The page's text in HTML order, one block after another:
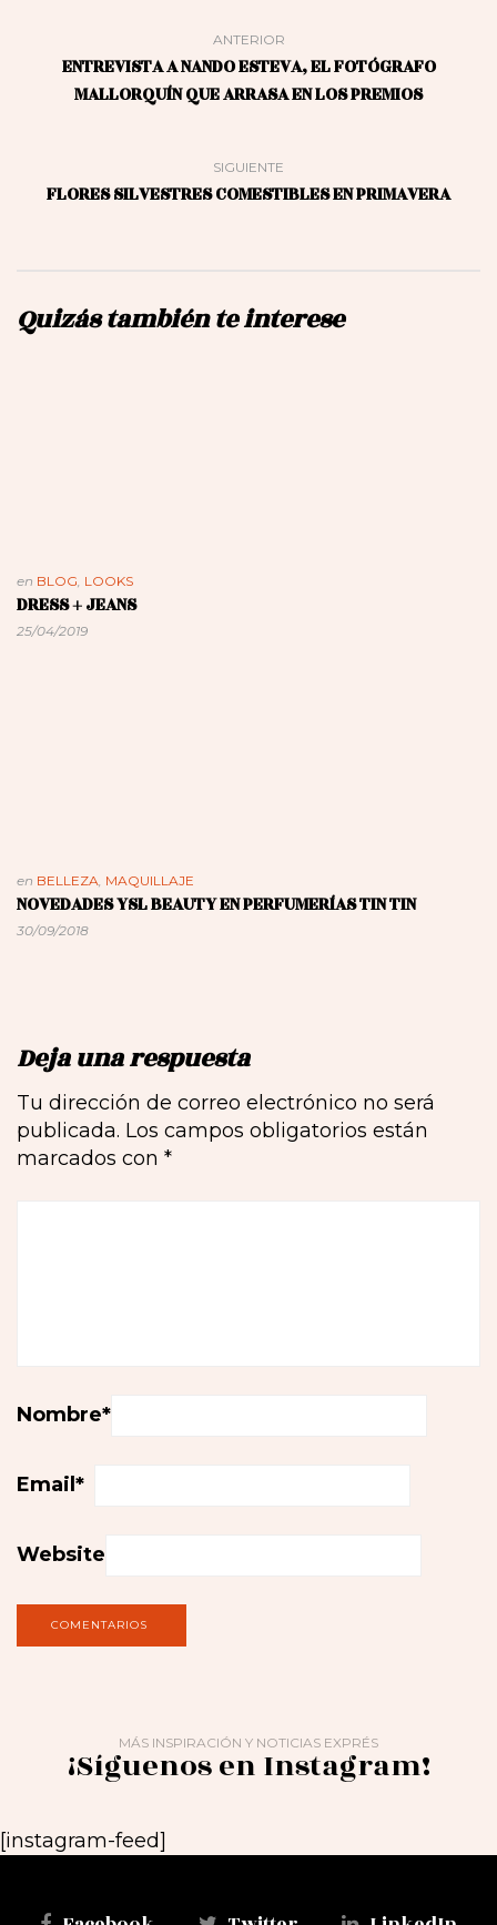
ANTERIOR
ENTREVISTA A NANDO ESTEVA, EL FOTÓGRAFO
MALLORQUÍN QUE ARRASA EN LOS PREMIOS
SIGUIENTE
FLORES SILVESTRES COMESTIBLES EN PRIMAVERA
Quizás también te interese
en BLOG, LOOKS
DRESS + JEANS
25/04/2019
en BELLEZA, MAQUILLAJE
NOVEDADES YSL BEAUTY EN PERFUMERÍAS TIN TIN
30/09/2018
Deja una respuesta
Tu dirección de correo electrónico no será
publicada. Los campos obligatorios están
marcados con *
Nombre*
Email *
Website
MÁS INSPIRACIÓN Y NOTICIAS EXPRÉS
¡Síguenos en Instagram!
[instagram-feed]